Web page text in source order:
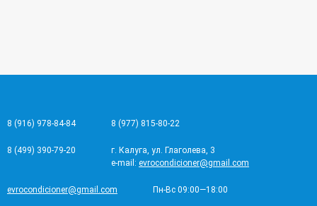
8 (916) 978-84-84 8 (977) 815-80-22
8 (499) 390-79-20
г. Калуга, ул. Глаголева, 3
e-mail: evrocondicioner@gmail.com
evrocondicioner@gmail.com Пн-Вс 09:00—18:00